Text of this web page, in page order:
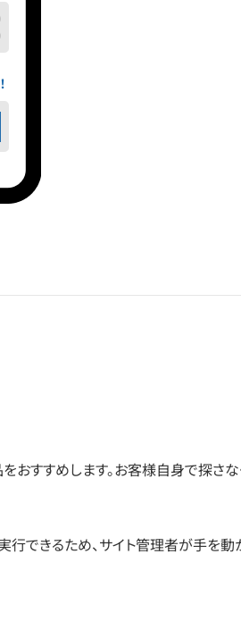
すすめします。お客様自身で探さな
できるため、サイト管理者が手を動